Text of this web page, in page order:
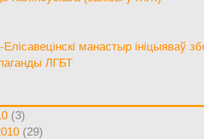
Елісавецінскі манастыр ініцыяваў
ЛГБТ
(3)
(29)